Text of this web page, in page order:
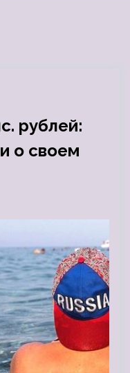
рублей:
о своем